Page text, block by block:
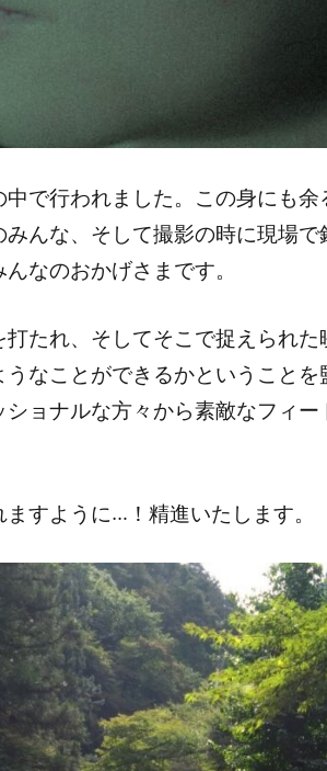
で行われました。この身にも
んな、そして撮影の時に現場
なのおかげさまです。
たれ、そしてそこで捉えられ
なことができるかということ
ショナルな方々から素敵なフィ
すように…！精進いたします。